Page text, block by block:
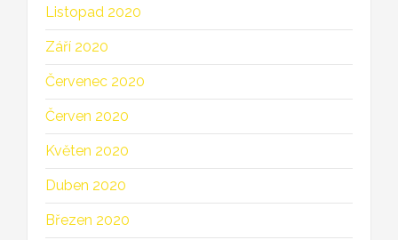
Listopad 2020
Září 2020
Červenec 2020
Červen 2020
Květen 2020
Duben 2020
Březen 2020